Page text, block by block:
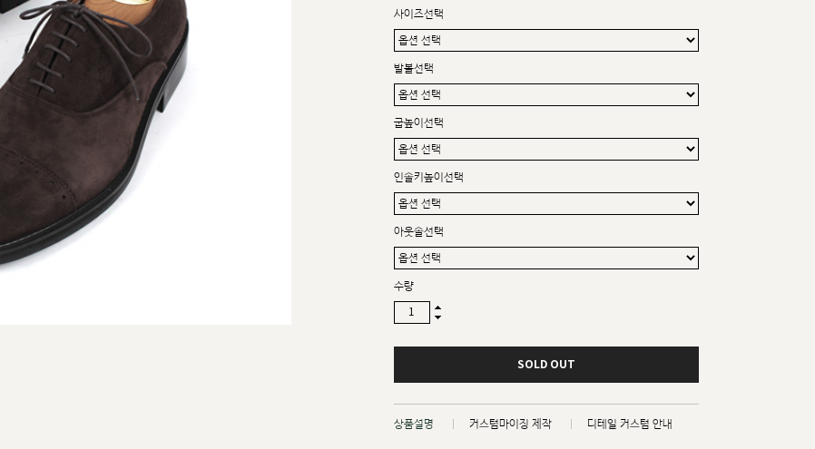
sat,sun,holiday off
사이즈선택
발볼선택
굽높이선택
인솔키높이선택
아웃솔선택
수량
SOLD OUT
상품설명 커스텀마이징 제작 디테일 커스텀 안내